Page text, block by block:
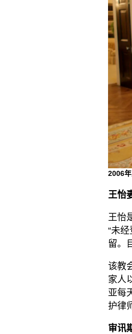
2006
王怡
王怡
“未
留。
该教
家人
亚每
护律
审讯